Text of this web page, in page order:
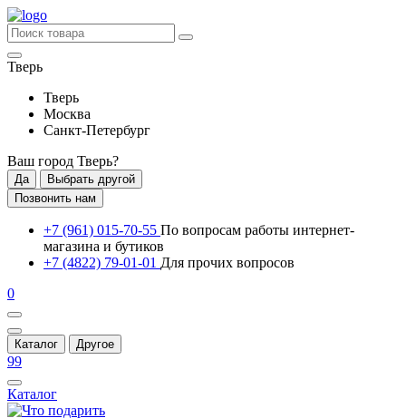
Тверь
Тверь
Москва
Санкт-Петербург
Ваш город Тверь?
Да
Выбрать другой
Позвонить нам
+7 (961) 015-70-55 По вопросам работы интернет-
магазина и бутиков
+7 (4822) 79-01-01 Для прочих вопросов
0
Каталог Другое
99
Каталог